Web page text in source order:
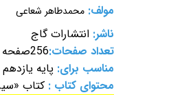
مولف: محمدطاهر شعاعی
ناشر: انتشارات گاج
تعداد صفحات:256صفحه
مناسب برای: پایه
محتوای کتاب : کتاب